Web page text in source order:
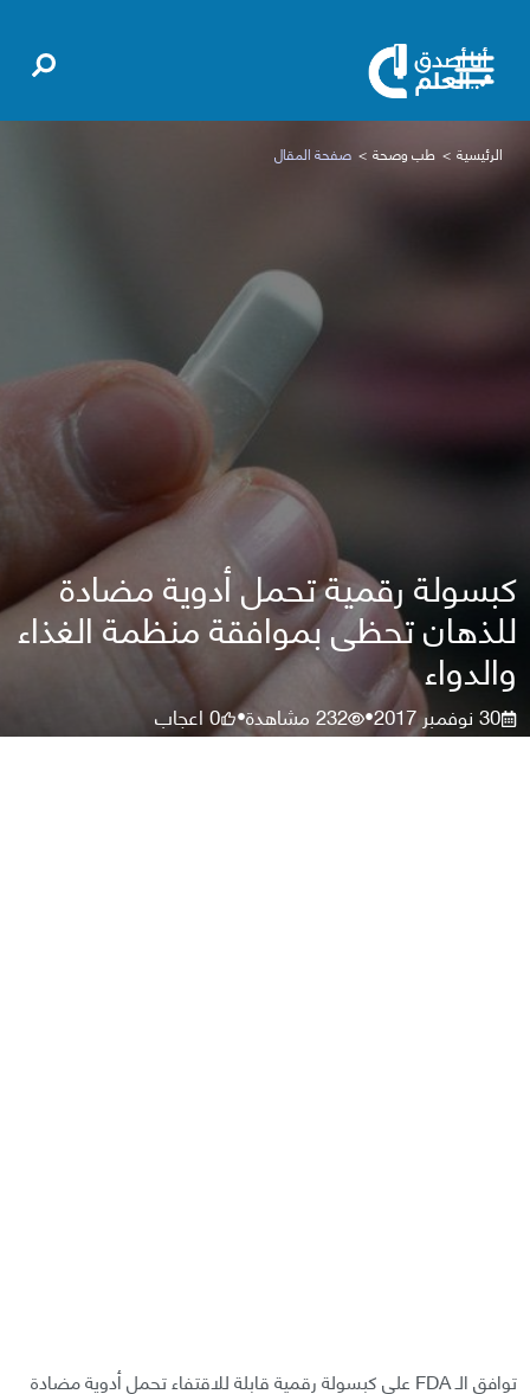
الرئيسية طب وصحة صفحة المقال
كبسولة رقمية تحمل أدوية مضادة
للذهان تحظى بموافقة منظمة الغذاء
والدواء
30 نوفمبر 2017 •
232مشاهدة•
0اعجاب
توافق الـ FDA على كبسولة رقمية قابلة للاقتفاء تحمل أدوية مضادة